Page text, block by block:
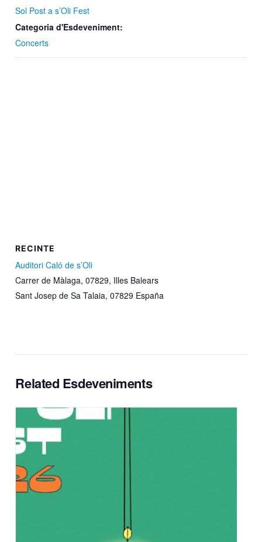
Sol Post a s’Oli Fest
Categoria d'Esdeveniment:
Concerts
RECINTE
Auditori Caló de s’Oli
Carrer de Màlaga, 07829, Illes Balears
Sant Josep de Sa Talaia, 07829 España
Related Esdeveniments